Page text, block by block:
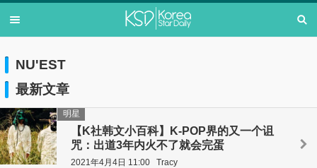
NU'EST
最新文章
【K社韩文小百科】K-POP界的又一个诅
咒：出道3年内火不了就会完蛋
明星
2021年4月4日 11:00 Tracy